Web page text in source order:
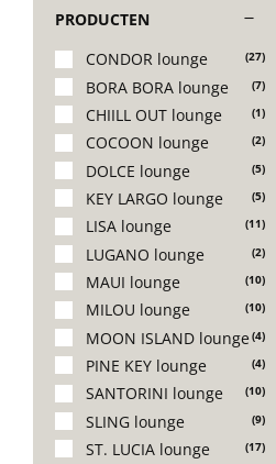
PRODUCTEN
CONDOR lounge
(27)
BORA BORA lounge (7)
CHIILL OUT lounge (1)
COCOON lounge (2)
DOLCE lounge (5)
KEY LARGO lounge (5)
LISA lounge (11)
LUGANO lounge (2)
MAUI lounge (10)
MILOU lounge (10)
MOON ISLAND lounge(4)
PINE KEY lounge (4)
SANTORINI lounge (10)
SLING lounge (9)
ST. LUCIA lounge (17)